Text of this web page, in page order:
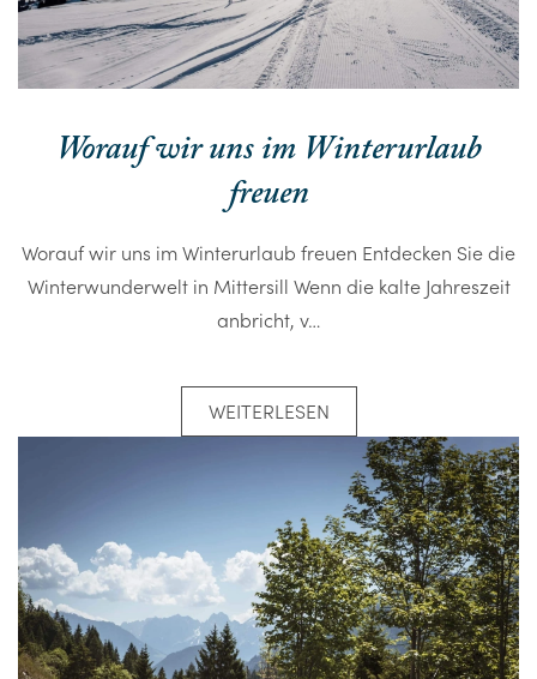
Worauf wir uns im Winterurlaub
freuen
Worauf wir uns im Winterurlaub freuen Entdecken Sie die
Winterwunderwelt in Mittersill Wenn die kalte Jahreszeit
anbricht, v…
WEITERLESEN